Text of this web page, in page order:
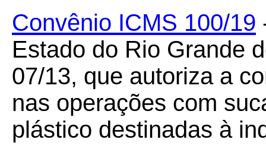
Convênio ICMS 100/19
Estado do Rio Grande
07/13, que autoriza a
nas operações com
plástico destinadas à